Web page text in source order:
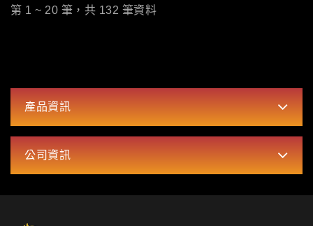
第 1 ~ 20 筆，共 132 筆資料
產品資訊
公司資訊